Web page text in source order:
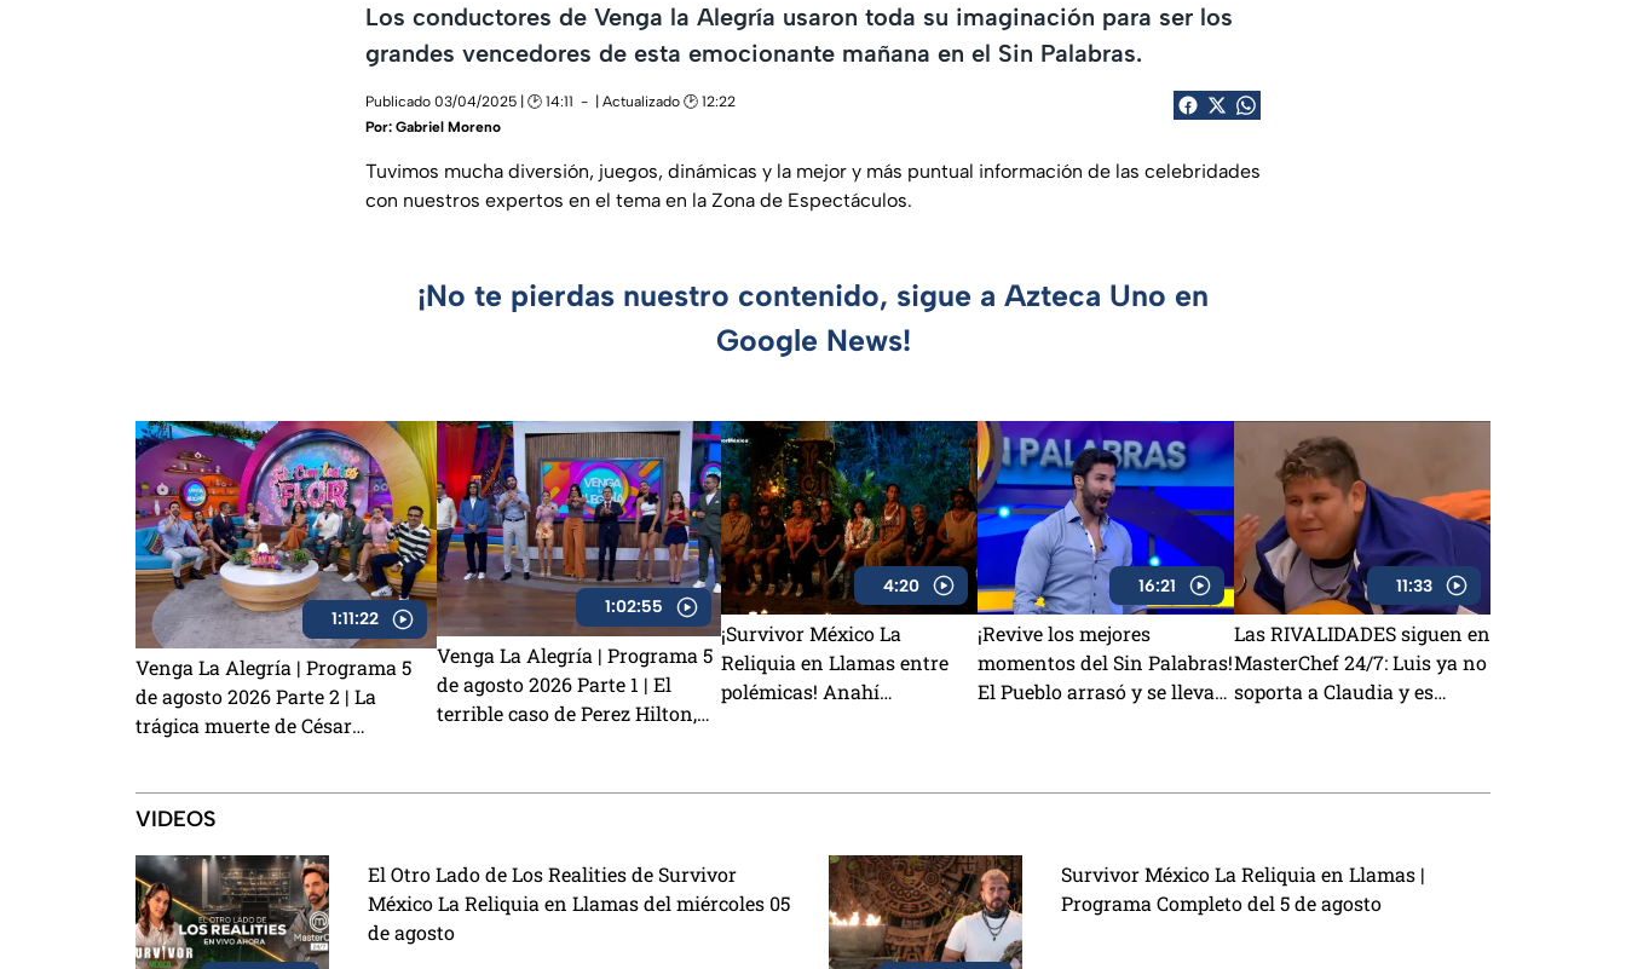
Los conductores de Venga la Alegría usaron toda su imaginación para ser los
grandes vencedores de esta emocionante mañana en el Sin Palabras.
Publicado 03/04/2025 | 🕑 14:11
| Actualizado 🕑 12:22
Por: Gabriel Moreno
Tuvimos mucha diversión, juegos, dinámicas y la mejor y más puntual información de las celebridades
con nuestros expertos en el tema en la Zona de Espectáculos.
¡No te pierdas nuestro contenido, sigue a Azteca Uno en
Google News!
1:11:22
Venga La Alegría | Programa 5
de agosto 2026 Parte 2 | La
trágica muerte de César
de La Granja VIP 2
1:02:55
Venga La Alegría | Programa 5
de agosto 2026 Parte 1 | El
terrible caso de Perez Hilton,
de Charlie Zaa
4:20
¡Survivor México La
Reliquia en Llamas entre
polémicas! Anahí
16:21
¡Revive los mejores
momentos del Sin Palabras!
El Pueblo arrasó y se lleva
11:33
Las RIVALIDADES siguen en
MasterChef 24/7: Luis ya no
soporta a Claudia y es
VIDEOS
El Otro Lado de Los Realities de Survivor
México La Reliquia en Llamas del miércoles 05
de agosto
Survivor México La Reliquia en Llamas |
Programa Completo del 5 de agosto